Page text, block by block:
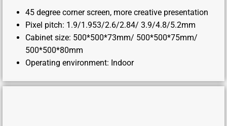
45 degree corner screen, more creative presentation
Pixel pitch: 1.9/1.953/2.6/2.84/ 3.9/4.8/5.2mm
Cabinet size: 500*500*73mm/ 500*500*75mm/
500*500*80mm
Operating environment: Indoor